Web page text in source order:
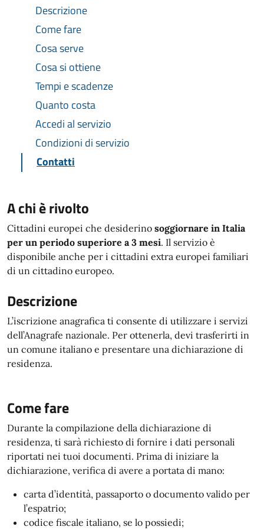
Descrizione
Come fare
Cosa serve
Cosa si ottiene
Tempi e scadenze
Quanto costa
Accedi al servizio
Condizioni di servizio
Contatti
A chi è rivolto
Cittadini europei che desiderino soggiornare in Italia
per un periodo superiore a 3 mesi. Il servizio è
disponibile anche per i cittadini extra europei familiari
di un cittadino europeo.
Descrizione
L’iscrizione anagrafica ti consente di utilizzare i servizi
dell’Anagrafe nazionale. Per ottenerla, devi trasferirti in
un comune italiano e presentare una dichiarazione di
residenza.
Come fare
Durante la compilazione della dichiarazione di
residenza, ti sarà richiesto di fornire i dati personali
riportati nei tuoi documenti. Prima di iniziare la
dichiarazione, verifica di avere a portata di mano:
carta d’identità, passaporto o documento valido per
l’espatrio;
codice fiscale italiano, se lo possiedi;